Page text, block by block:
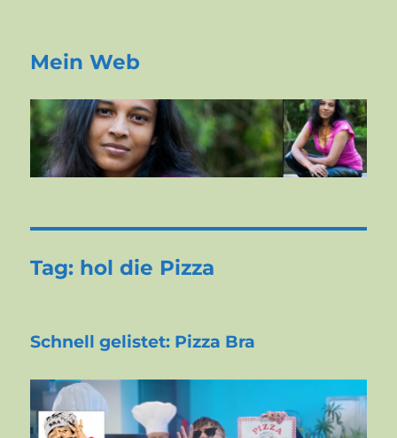
Mein Web
Tag: hol die Pizza
Schnell gelistet: Pizza Bra